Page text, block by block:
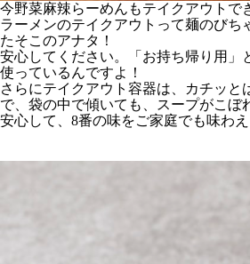
今野菜麻辣らーめんもテイクアウトで
ラーメンのテイクアウトって麺のび
たそこのアナタ！
安心してください。「お持ち帰り用」
使っているんですよ！
さらにテイクアウト容器は、カチッと
で、袋の中で傾いても、スープがこぼ
安心して、8番の味をご家庭でも味わえ